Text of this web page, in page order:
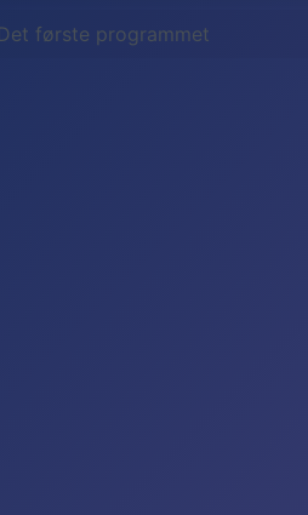
Det første programmet